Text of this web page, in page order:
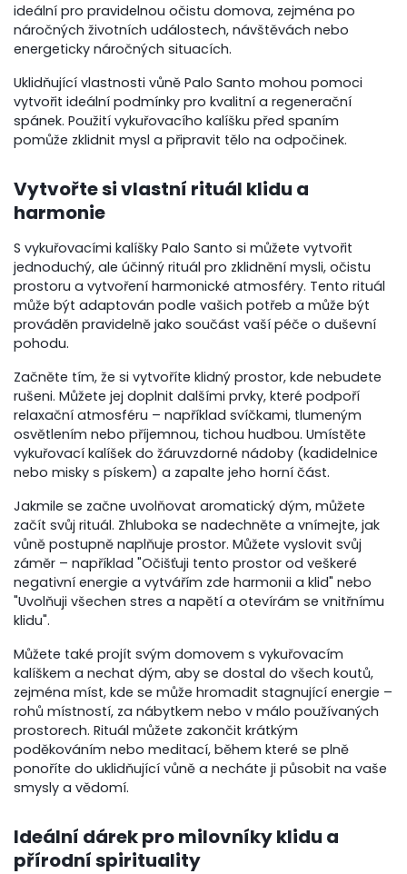
ideální pro pravidelnou očistu domova, zejména po
náročných životních událostech, návštěvách nebo
energeticky náročných situacích.
Uklidňující vlastnosti vůně Palo Santo mohou pomoci
vytvořit ideální podmínky pro kvalitní a regenerační
spánek. Použití vykuřovacího kalíšku před spaním
pomůže zklidnit mysl a připravit tělo na odpočinek.
Vytvořte si vlastní rituál klidu a
harmonie
S vykuřovacími kalíšky Palo Santo si můžete vytvořit
jednoduchý, ale účinný rituál pro zklidnění mysli, očistu
prostoru a vytvoření harmonické atmosféry. Tento rituál
může být adaptován podle vašich potřeb a může být
prováděn pravidelně jako součást vaší péče o duševní
pohodu.
Začněte tím, že si vytvoříte klidný prostor, kde nebudete
rušeni. Můžete jej doplnit dalšími prvky, které podpoří
relaxační atmosféru – například svíčkami, tlumeným
osvětlením nebo příjemnou, tichou hudbou. Umístěte
vykuřovací kalíšek do žáruvzdorné nádoby (kadidelnice
nebo misky s pískem) a zapalte jeho horní část.
Jakmile se začne uvolňovat aromatický dým, můžete
začít svůj rituál. Zhluboka se nadechněte a vnímejte, jak
vůně postupně naplňuje prostor. Můžete vyslovit svůj
záměr – například "Očišťuji tento prostor od veškeré
negativní energie a vytvářím zde harmonii a klid" nebo
"Uvolňuji všechen stres a napětí a otevírám se vnitřnímu
klidu".
Můžete také projít svým domovem s vykuřovacím
kalíškem a nechat dým, aby se dostal do všech koutů,
zejména míst, kde se může hromadit stagnující energie –
rohů místností, za nábytkem nebo v málo používaných
prostorech. Rituál můžete zakončit krátkým
poděkováním nebo meditací, během které se plně
ponoříte do uklidňující vůně a necháte ji působit na vaše
smysly a vědomí.
Ideální dárek pro milovníky klidu a
přírodní spirituality